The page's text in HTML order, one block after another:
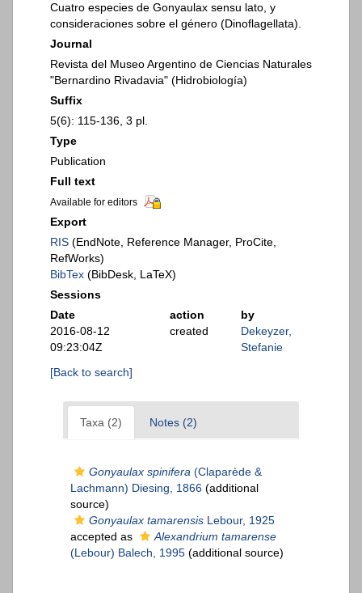
Cuatro especies de Gonyaulax sensu lato, y
consideraciones sobre el género (Dinoflagellata).
Journal
Revista del Museo Argentino de Ciencias Naturales
"Bernardino Rivadavia" (Hidrobiología)
Suffix
5(6): 115-136, 3 pl.
Type
Publication
Full text
Available for editors
Export
RIS (EndNote, Reference Manager, ProCite,
RefWorks)
BibTex (BibDesk, LaTeX)
Sessions
Date
action
by
2016-08-12
09:23:04Z
created
Dekeyzer,
Stefanie
[Back to search]
Taxa (2) Notes (2)
Gonyaulax spinifera (Claparède &
Lachmann) Diesing, 1866 (additional
source)
Gonyaulax tamarensis Lebour, 1925
accepted as
Alexandrium tamarense
(Lebour) Balech, 1995 (additional source)